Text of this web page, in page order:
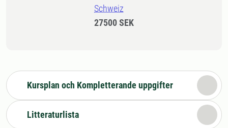
Schweiz
27500 SEK
Kursplan och Kompletterande uppgifter
Litteraturlista